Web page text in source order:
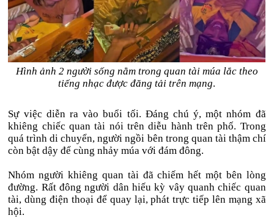
Hình ảnh 2 người sống nằm trong quan tài múa lắc theo
tiếng nhạc được đăng tải trên mạng.
Sự việc diễn ra vào buổi tối. Đáng chú ý, một nhóm đã
khiêng chiếc quan tài nói trên diễu hành trên phố. Trong
quá trình di chuyển, người ngồi bên trong quan tài thậm chí
còn bật dậy để cùng nhảy múa với đám đông.
Nhóm người khiêng quan tài đã chiếm hết một bên lòng
đường. Rất đông người dân hiếu kỳ vây quanh chiếc quan
tài, dùng điện thoại để quay lại, phát trực tiếp lên mạng xã
hội.